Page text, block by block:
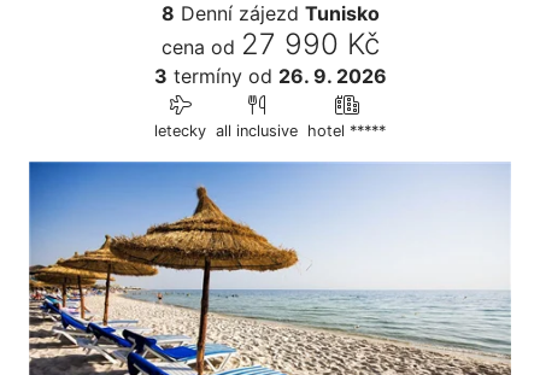
8 Denní zájezd Tunisko
cena od 27 990 Kč
3 termínyod 26. 9. 2026
letecky all inclusive hotel *****